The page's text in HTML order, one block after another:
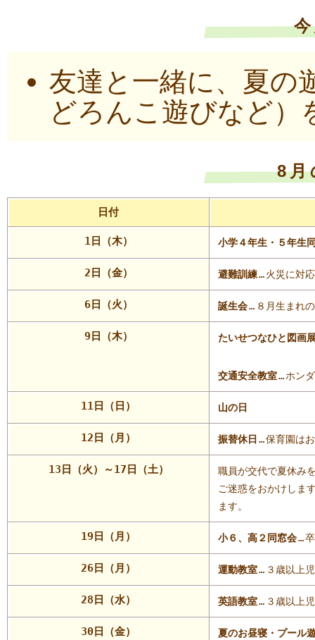
友達と一緒に、夏の
どろんこ遊びなど）
8月
日付
1日（木） 小学４年生・５年生
2日（金） 避難訓練…火災に対
6日（火） 誕生会… ８月生まれ
9日（木） たいせつなひと図画
交通安全教室…ホン
11日（日） 山の日
12日（月） 振替休日 …保育園は
13日（火）～17日（土）
職員が交代で夏休み
ご迷惑をおかけしま
ます。
19日（月） 小６、高２同窓会…
26日（月） 運動教室… ３歳以上
28日（水） 英語教室… ３歳以上
30日（金） 夏のお昼寝・プール